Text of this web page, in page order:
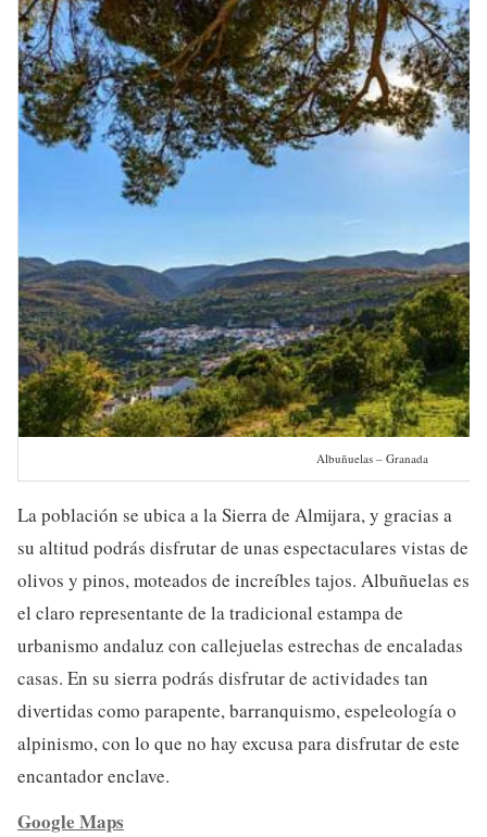
Albuñuelas – Granada
La población se ubica a la Sierra de Almijara, y gracias a
su altitud podrás disfrutar de unas espectaculares vistas de
olivos y pinos, moteados de increíbles tajos. Albuñuelas es
el claro representante de la tradicional estampa de
urbanismo andaluz con callejuelas estrechas de encaladas
casas. En su sierra podrás disfrutar de actividades tan
divertidas como parapente, barranquismo, espeleología o
alpinismo, con lo que no hay excusa para disfrutar de este
encantador enclave.
Google Maps